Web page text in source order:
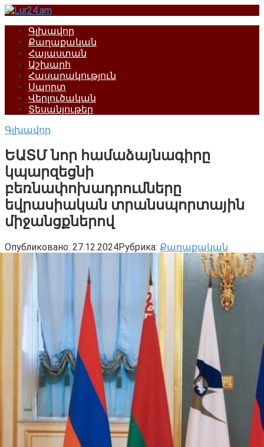
Перейти
контентуԳլխավոր
Քաղաքական
Հայաստան
Աշխարհ
Հասարակություն
Սպորտ
Վերլուծական
Տեսանյութեր
Գլխավոր
ԵԱՏՄ նոր համաձայնագիրը
կպարզեցնի
բեռնափոխադրումները
եվրասիական տրանսպորտային
միջանցքներով
Опубликовано: 27.12.2024Рубрика: Քաղաքական